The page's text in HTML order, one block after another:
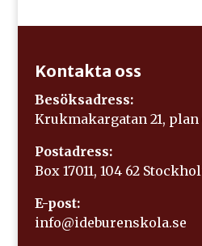
Kontakta oss
Besöksadress:
Krukmakargatan 21, plan
Postadress:
Box 17011, 104 62
E-post:
info@ideburenskola.se